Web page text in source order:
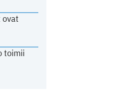
ovat
toimii